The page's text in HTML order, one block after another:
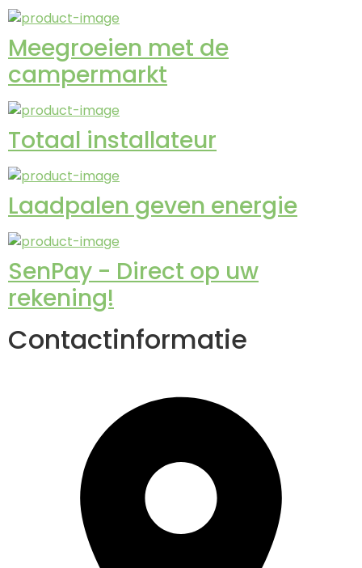
Meegroeien met de
campermarkt
Totaal installateur
Laadpalen geven energie
SenPay - Direct op uw
rekening!
Contactinformatie